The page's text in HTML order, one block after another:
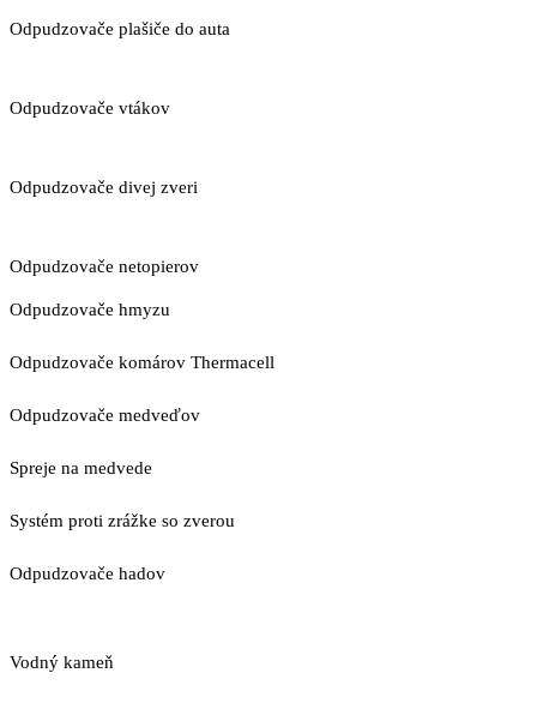
Odpudzovače plašiče do auta
Odpudzovače vtákov
Odpudzovače divej zveri
Odpudzovače netopierov
Odpudzovače hmyzu
Odpudzovače komárov Thermacell
Odpudzovače medveďov
Spreje na medvede
Systém proti zrážke so zverou
Odpudzovače hadov
Vodný kameň